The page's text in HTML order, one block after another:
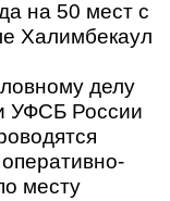
на 50 мест с
Халимбекаул
делу
УФСБ России
месту